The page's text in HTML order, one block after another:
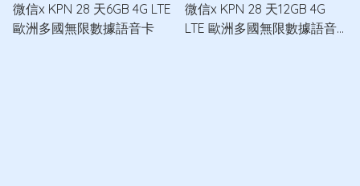
微信x KPN 28 天6GB 4G LTE
歐洲多國無限數據語音卡
微信x KPN 28 天12GB 4G
LTE 歐洲多國無限數據語音